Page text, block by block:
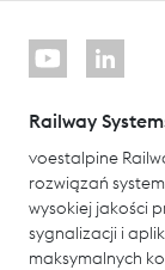
Railway
voestalpine
rozwiązań
wysokiej jakości
sygnalizacji i
maksymalnych